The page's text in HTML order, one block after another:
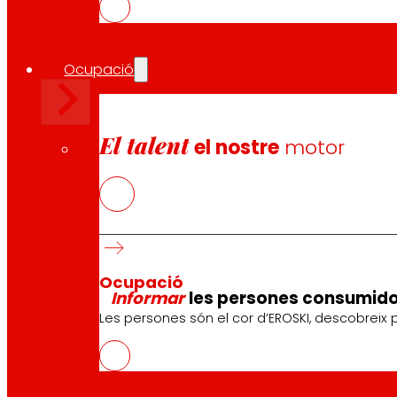
Ocupació
El talentel nostre motor
Ocupació
Les persones són el cor d’EROSKI,
Informar les persones